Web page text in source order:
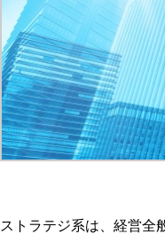
ストラテジ系は、経営全